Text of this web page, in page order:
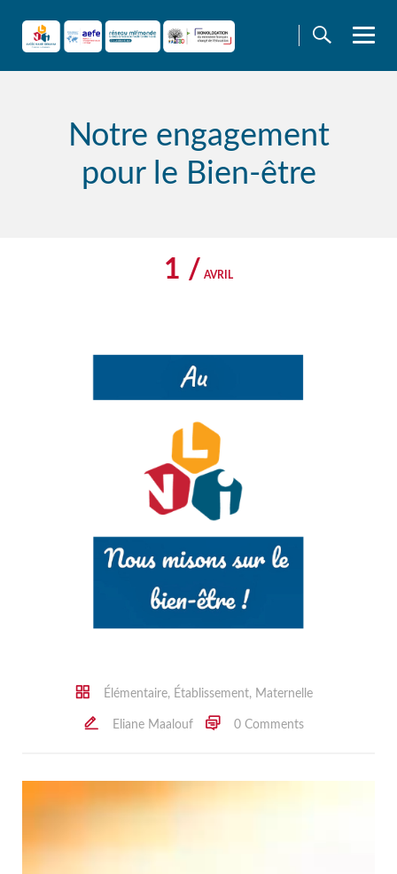
content
Notre engagement
pour le Bien-être
1 / AVRIL
Élémentaire, Établissement, Maternelle
Eliane Maalouf 0 Comments